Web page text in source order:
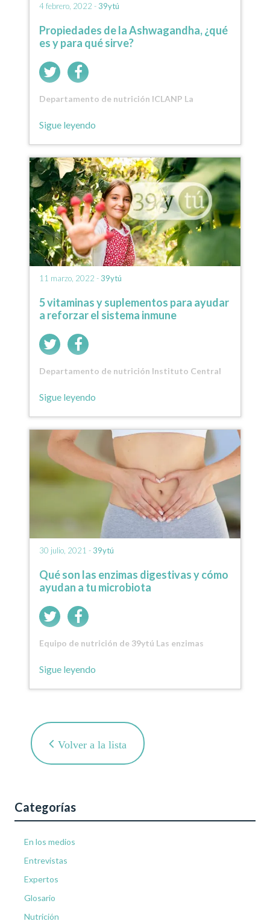
4 febrero, 2022 - 39ytú
Propiedades de la Ashwagandha, ¿qué
es y para qué sirve?
Departamento de nutrición ICLANP La
withania…
Sigue leyendo
11 marzo, 2022 - 39ytú
5 vitaminas y suplementos para ayudar
a reforzar el sistema inmune
Departamento de nutrición Instituto Central
Sigue leyendo
30 julio, 2021 - 39ytú
Qué son las enzimas digestivas y cómo
ayudan a tu microbiota
Equipo de nutrición de 39ytú Las enzimas
Sigue leyendo
Volver a la lista
Categorías
En los medios
Entrevistas
Expertos
Glosario
Nutrición